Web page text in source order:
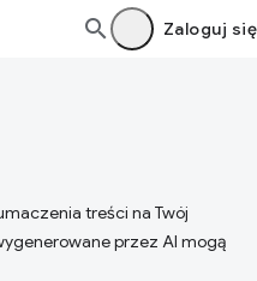
Zaloguj się
treści na Twój
przez AI mogą